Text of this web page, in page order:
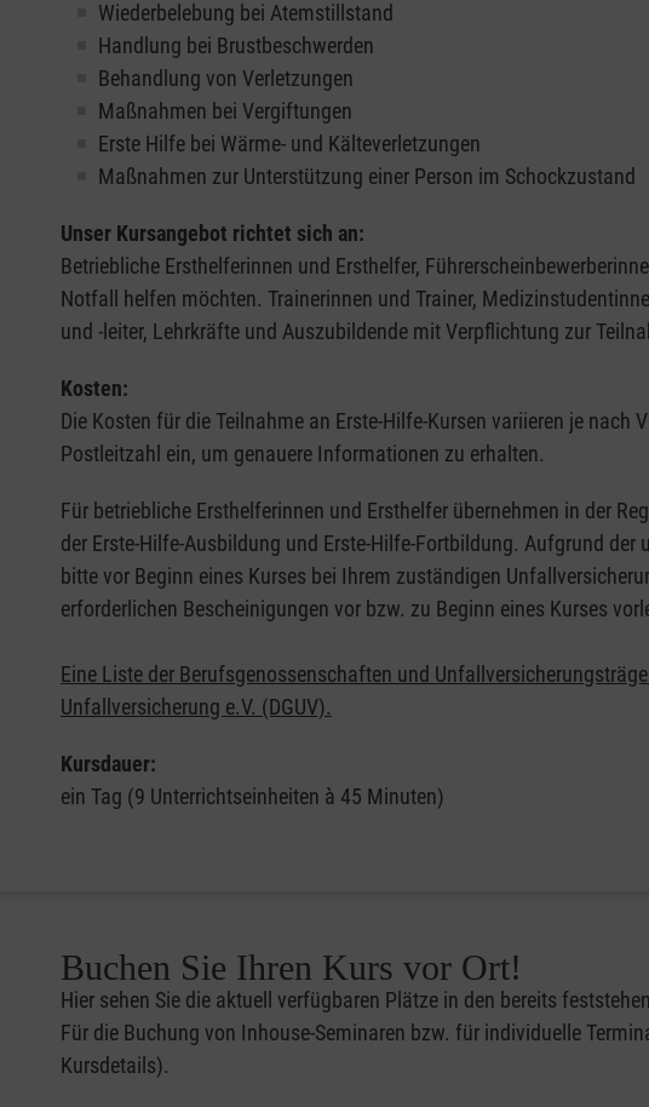
Wiederbelebung bei Atemstillstand
Handlung bei Brustbeschwerden
Behandlung von Verletzungen
Maßnahmen bei Vergiftungen
Erste Hilfe bei Wärme- und Kälteverletzungen
Maßnahmen zur Unterstützung einer Person im Schockzustand
Unser Kursangebot richtet sich an:
Betriebliche Ersthelferinnen und Ersthelfer,
Notfall helfen möchten. Trainerinnen und Trainer,
und -leiter, Lehrkräfte und Auszubildende mit Verpflichtung zur
Kosten:
Die Kosten für die Teilnahme an Erste-Hilfe-Kursen variieren je nach
Postleitzahl ein, um genauere Informationen zu erhalten.
Für betriebliche Ersthelferinnen und Ersthelfer übernehmen in der
der Erste-Hilfe-Ausbildung und Erste-Hilfe-Fortbildung. Aufgrund
bitte vor Beginn eines Kurses bei Ihrem zuständigen
erforderlichen Bescheinigungen vor bzw. zu Beginn eines Kurses
Eine Liste der Berufsgenossenschaften und
Unfallversicherung e.V. (DGUV).
Kursdauer:
ein Tag (9 Unterrichtseinheiten à 45 Minuten)
Buchen Sie Ihren Kurs vor Ort!
Hier sehen Sie die aktuell verfügbaren Plätze in den bereits
Für die Buchung von Inhouse-Seminaren bzw. für individuelle
Kursdetails).